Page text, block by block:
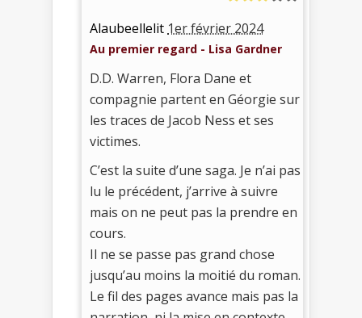
Alaubeellelit 1er février 2024
Au premier regard - Lisa Gardner
D.D. Warren, Flora Dane et
compagnie partent en Géorgie sur
les traces de Jacob Ness et ses
victimes.
C’est la suite d’une saga. Je n’ai pas
lu le précédent, j’arrive à suivre
mais on ne peut pas la prendre en
cours.
Il ne se passe pas grand chose
jusqu’au moins la moitié du roman.
Le fil des pages avance mais pas la